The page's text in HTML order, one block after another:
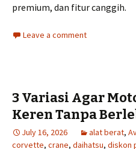
premium, dan fitur canggih.
Leave a comment
3 Variasi Agar
Keren Tanpa
July 16, 2026 alat berat,
corvette, crane, daihatsu, diskon